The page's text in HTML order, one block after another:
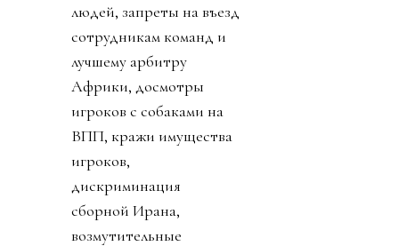
людей, запреты на въезд
сотрудникам команд и
лучшему арбитру
Африки, досмотры
игроков с собаками на
ВПП, кражи имущества
игроков,
дискриминация
сборной Ирана,
возмутительные